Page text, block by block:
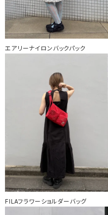
エアリーナイロンバックパック
FILAフラワーショルダーバッグ